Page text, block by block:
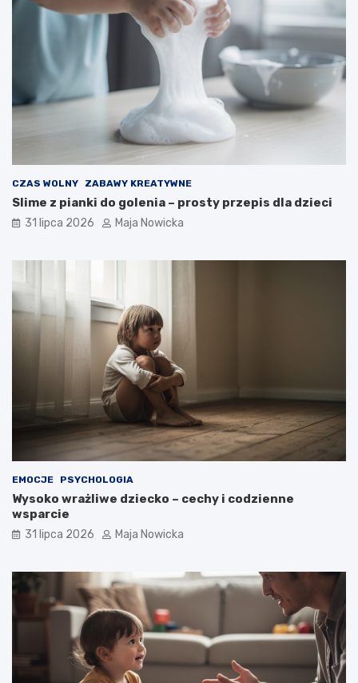
CZAS WOLNY ZABAWY KREATYWNE
Slime z pianki do golenia – prosty przepis dla dzieci
31 lipca 2026 Maja Nowicka
EMOCJE PSYCHOLOGIA
Wysoko wrażliwe dziecko – cechy i codzienne
wsparcie
31 lipca 2026 Maja Nowicka